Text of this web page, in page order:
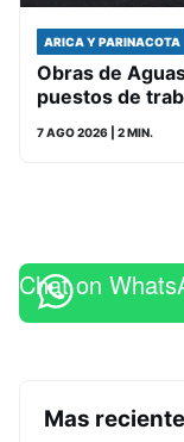
ARICA Y PARINACOTA
Obras de
puestos de
7 AGO 2026 | 2 MIN.
Chat on
Mas